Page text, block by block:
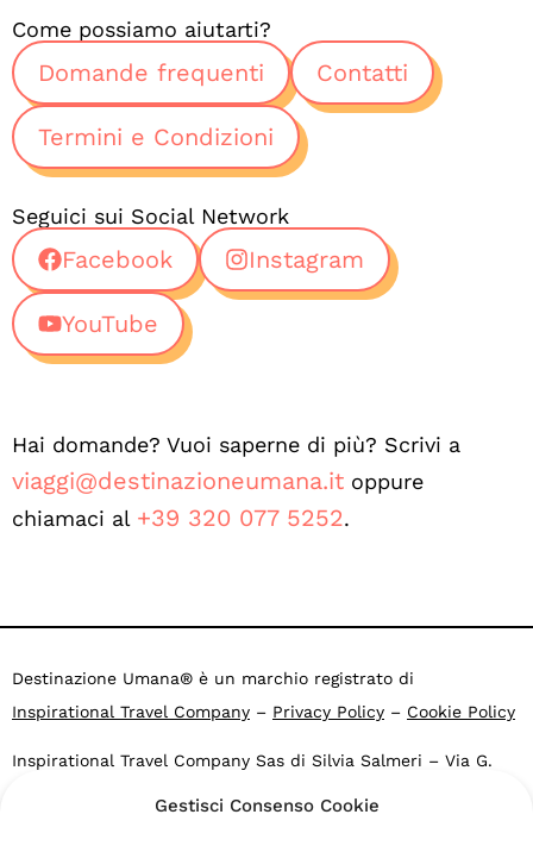
Gestisci Consenso Cookie
Come possiamo aiutarti?
Domande frequenti Contatti
Termini e Condizioni
Seguici sui Social Network
Facebook Instagram
YouTube
Hai domande? Vuoi saperne di più? Scrivi a
viaggi@destinazioneumana.it oppure
chiamaci al +39 320 077 5252.
Destinazione Umana® è un marchio registrato di
Inspirational Travel Company – Privacy Policy – Cookie Policy
Inspirational Travel Company Sas di Silvia Salmeri – Via G.